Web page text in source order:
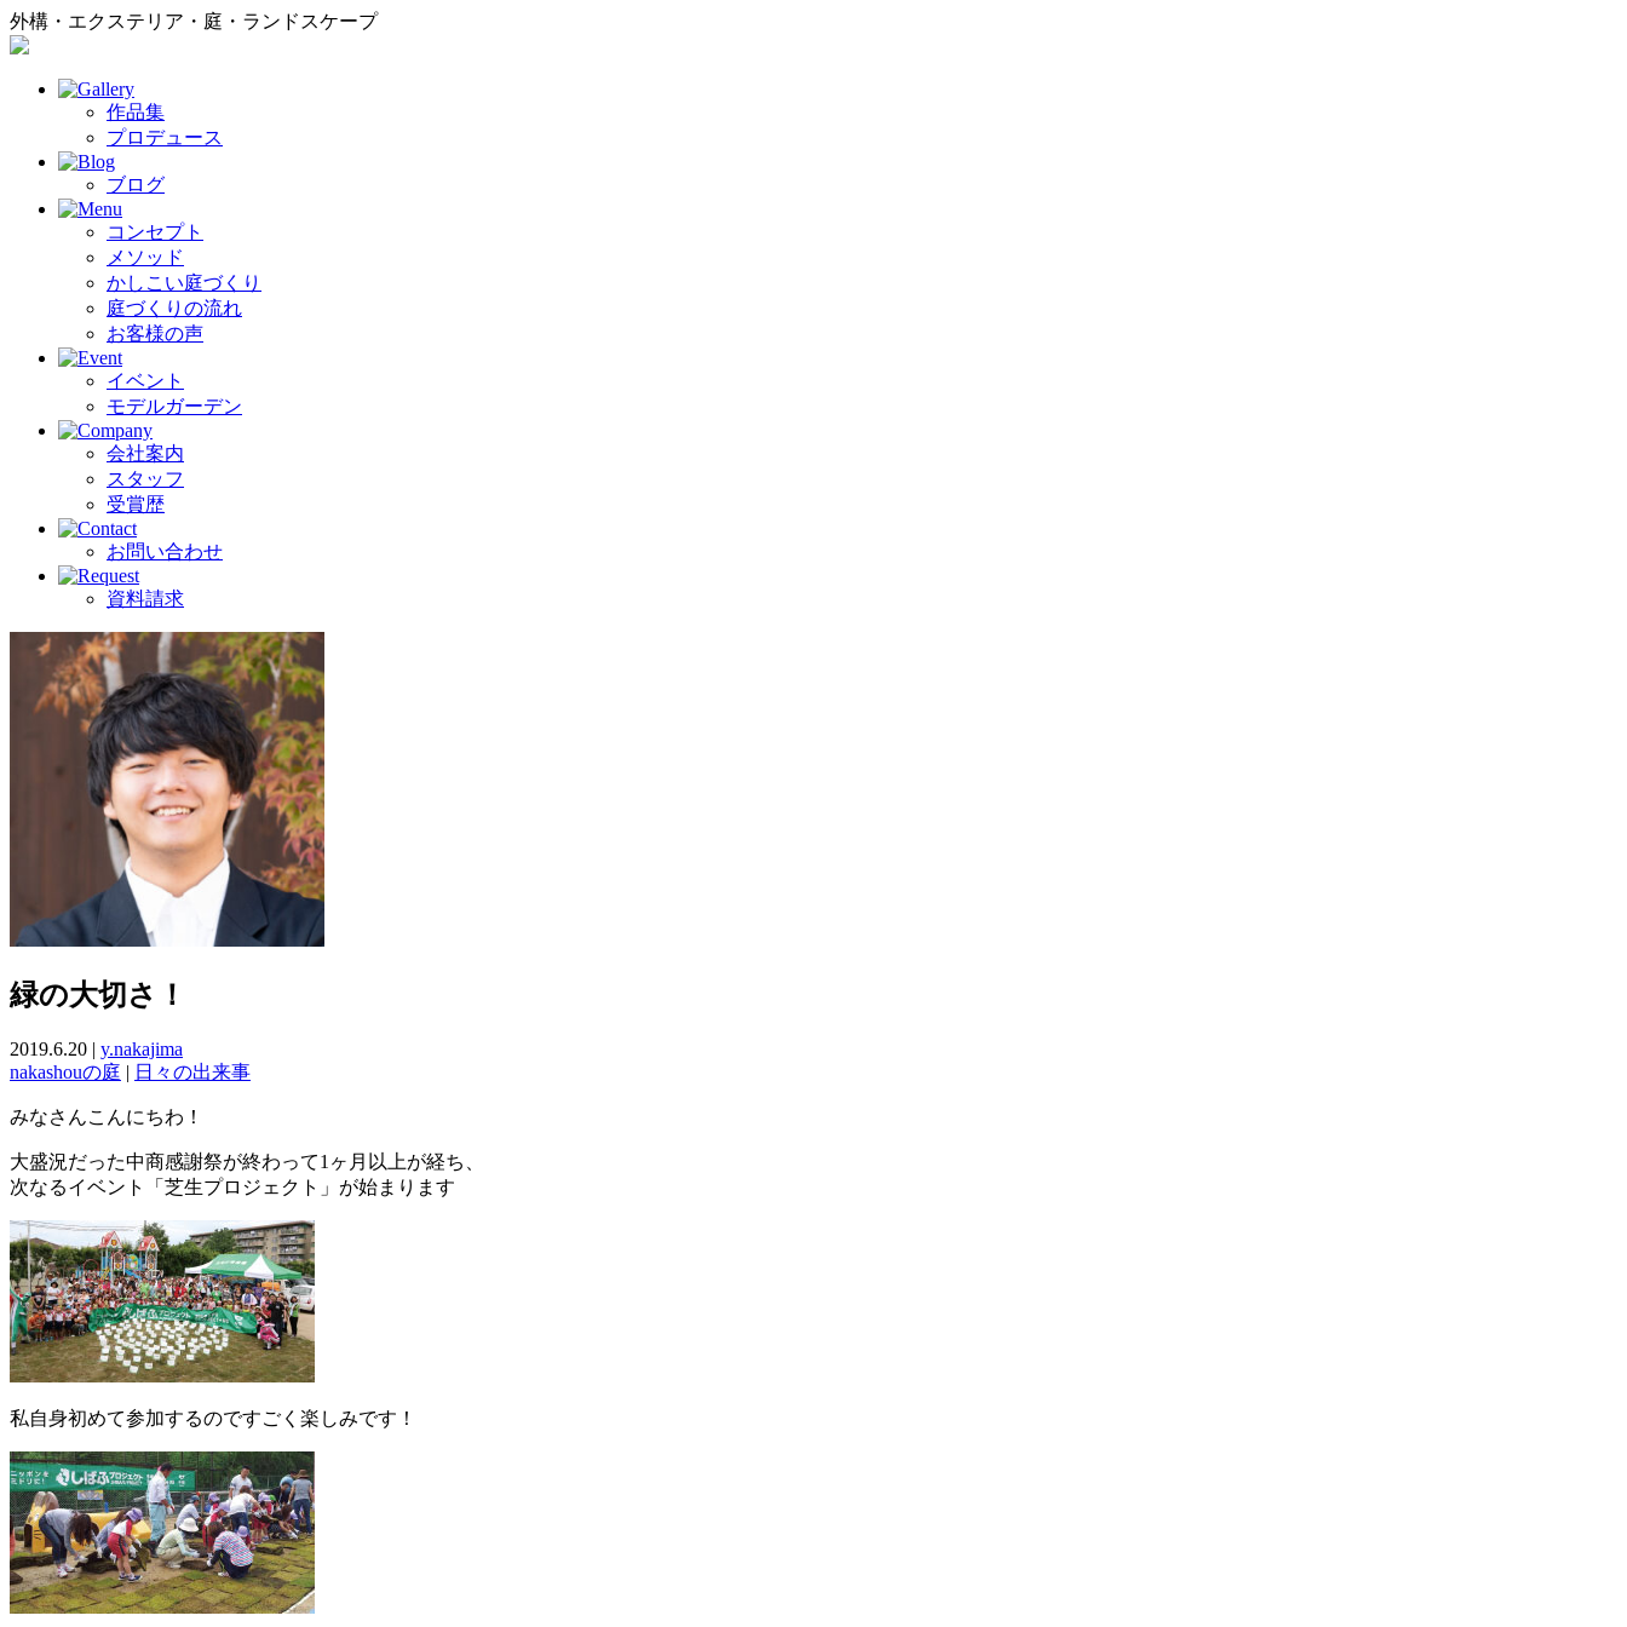
外構・エクステリア・庭・ランドスケープ
作品集
プロデュース
ブログ
コンセプト
メソッド
かしこい庭づくり
庭づくりの流れ
お客様の声
イベント
モデルガーデン
会社案内
スタッフ
受賞歴
お問い合わせ
資料請求
緑の大切さ！
2019.6.20 | y.nakajima
nakashouの庭 | 日々の出来事
みなさんこんにちわ！
大盛況だった中商感謝祭が終わって1ヶ月以上が経ち、
次なるイベント「芝生プロジェクト」が始まります
私自身初めて参加するのですごく楽しみです！